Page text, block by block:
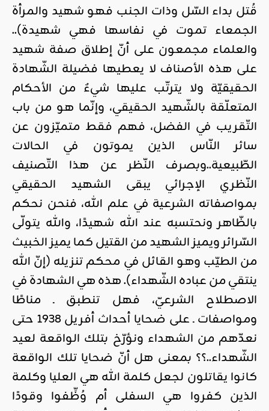
قُتل بداء السّل وذات الجنب فهو شهيد والمرأة
الجمعاء تموت في نفاسها فهي شهيدة)..
والعلماء مجمعون على أنّ إطلاق صفة شهيد
على هذه الأصناف لا يعطيها فضيلة الشّهادة
الحقيقيّة ولا يترتّب عليها شيءٌ من الأحكام
المتعلّقة بالشّهيد الحقيقي، وإنّما هو من باب
التّقريب في الفضل، فهم فقط متميّزون عن
سائر النّاس الذين يموتون في الحالات
الطّبيعية..وبصرف النّظر عن هذا التّصنيف
النّظري الإجرائي يبقى الشهيد الحقيقي
بمواصفاته الشرعية في علم الله، فنحن نحكم
بالظّاهر ونحتسبه عند الله شهيدًا، والله يتولّى
السّرائر ويميز الشهيد من القتيل كما يميز الخبيث
من الطيّب وهو القائل في محكم تنزيله (إنّ الله
ينتقي من عباده الشّهداء). هذه هي الشهادة في
الاصطلاح الشرعيّ، فهل تنطبق ـ مناطًا
ومواصفات ـ على ضحايا أحداث أفريل 1938 حتى
نعدّهم من الشهداء ونؤرّخ بتلك الواقعة لعيد
الشّهداء..؟؟ بمعنى هل أنّ ضحايا تلك الواقعة
كانوا يقاتلون لجعل كلمة الله هي العليا وكلمة
الذين كفروا هي السفلى أم وُظِّفوا وقودًا